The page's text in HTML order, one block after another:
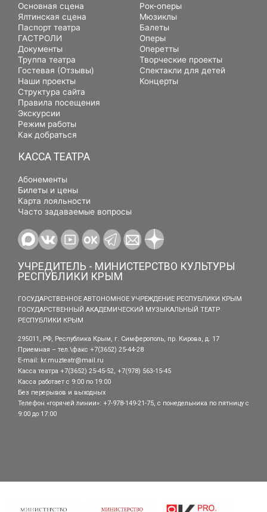
Основная сцена
Ялтинская сцена
Паспорт театра
ГАСТРОЛИ
Документы
Труппа театра
Гостевая (Отзывы)
Наши проекты
Структура сайта
Правила посещения
Экскурсии
Режим работы
Как добраться
Рок-оперы
Мюзиклы
Балеты
Оперы
Оперетты
Творческие проекты
Спектакли для детей
Концерты
КАССА ТЕАТРА
Абонементы
Билеты и цены
Карта лояльности
Часто задаваемые вопросы
УЧРЕДИТЕЛЬ - МИНИСТЕРСТВО КУЛЬТУРЫ
РЕСПУБЛИКИ КРЫМ
ГОСУДАРСТВЕННОЕ АВТОНОМНОЕ УЧРЕЖДЕНИЕ РЕСПУБЛИКИ КРЫМ
ГОСУДАРСТВЕННЫЙ АКАДЕМИЧЕСКИЙ МУЗЫКАЛЬНЫЙ ТЕАТР
РЕСПУБЛИКИ КРЫМ
295011, РФ, Республика Крым, г. Симферополь, пр. Кирова, д. 17
Приемная – тел.\факс +7(3652) 25-44-28
E-mail: kr.muzteatr@mail.ru
Касса театра +7(3652) 25-45-52, +7(978) 563-15-45
Касса работает с 9:00 по 19:00
Без перерывов и выходных
Телефон «горячей линии»: +7-978-149-21-75, с понедельника по пятницу с
9:00 до 17:00